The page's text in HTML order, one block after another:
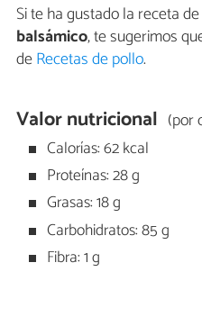
Si te ha gustado la receta de
balsámico, te sugerimos
deRecetas de pollo.
Valor nutricional (por
Calorías: 62 kcal
Proteínas: 28 g
Grasas: 18 g
Carbohidratos: 85 g
Fibra: 1 g